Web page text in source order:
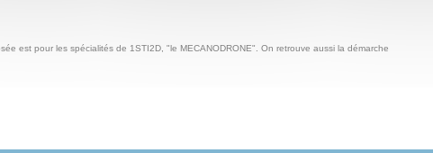
est pour les spécialités de 1STI2D, "le MECANODRONE". On retrouve aussi la démarche